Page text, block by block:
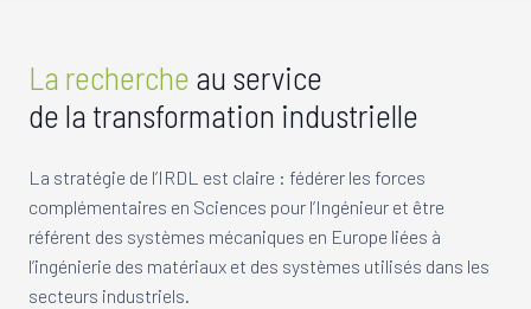
La recherche au service
de la transformation industrielle
La stratégie de l’IRDL est claire : fédérer les forces
complémentaires en Sciences pour l’Ingénieur et être
référent des systèmes mécaniques en Europe liées à
l’ingénierie des matériaux et des systèmes utilisés dans les
secteurs industriels.